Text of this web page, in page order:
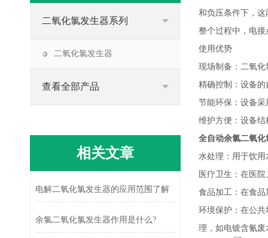
和负压条件下，
整个过程中，电
使用优势
现场制备：二氧
精确控制：设备
节能环保：设备
维护方便：设备
全自动余氯二氧化
水处理：用于饮
医疗卫生：在医
食品加工：在食
环境保护：在公
理，如电镀含氰
二氧化氯发生器系列
二氧化氯发生器
查看全部产品
相关文章
电解二氧化氯发生器的应用范围了解
余氯二氧化氯发生器作用是什么?